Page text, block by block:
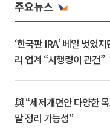
주요뉴스
‘한국판 IRA’ 베일 벗었
리 업계 “시행령이 관건”
與 “세제개편안 다양한
말 정리 가능성”